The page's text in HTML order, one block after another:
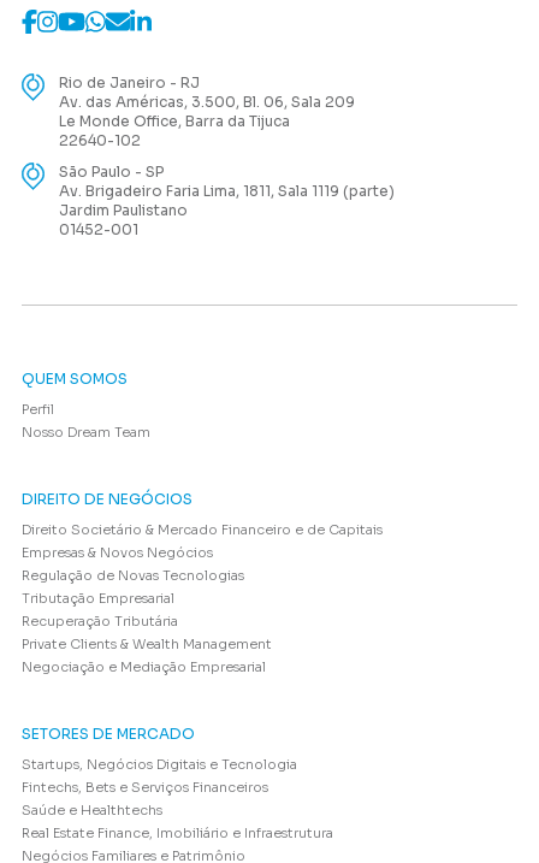
Rio de Janeiro - RJ
Av. das Américas, 3.500, Bl. 06, Sala 209
Le Monde Office, Barra da Tijuca
22640-102
São Paulo - SP
Av. Brigadeiro Faria Lima, 1811, Sala 1119 (parte)
Jardim Paulistano
01452-001
QUEM SOMOS
Perfil
Nosso Dream Team
DIREITO DE NEGÓCIOS
Direito Societário & Mercado Financeiro e de Capitais
Empresas & Novos Negócios
Regulação de Novas Tecnologias
Tributação Empresarial
Recuperação Tributária
Private Clients & Wealth Management
Negociação e Mediação Empresarial
SETORES DE MERCADO
Startups, Negócios Digitais e Tecnologia
Fintechs, Bets e Serviços Financeiros
Saúde e Healthtechs
Real Estate Finance, Imobiliário e Infraestrutura
Negócios Familiares e Patrimônio